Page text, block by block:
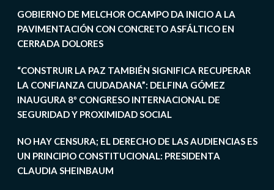
GOBIERNO DE MELCHOR OCAMPO DA INICIO A LA
PAVIMENTACIÓN CON CONCRETO ASFÁLTICO EN
CERRADA DOLORES
“CONSTRUIR LA PAZ TAMBIÉN SIGNIFICA RECUPERAR
LA CONFIANZA CIUDADANA”: DELFINA GÓMEZ
INAUGURA 8º CONGRESO INTERNACIONAL DE
SEGURIDAD Y PROXIMIDAD SOCIAL
NO HAY CENSURA; EL DERECHO DE LAS AUDIENCIAS ES
UN PRINCIPIO CONSTITUCIONAL: PRESIDENTA
CLAUDIA SHEINBAUM